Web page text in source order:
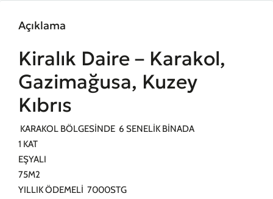
Açıklama
Kiralık Daire – Karakol,
Gazimağusa, Kuzey
Kıbrıs
KARAKOL BÖLGESİNDE 6 SENELİK BİNADA
1 KAT
EŞYALI
75M2
YILLIK ÖDEMELİ 7000STG